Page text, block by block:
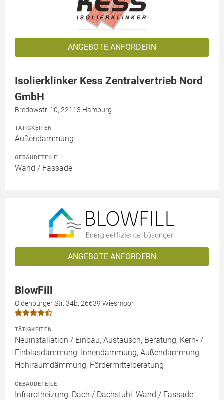
ANGEBOTE ANFORDERN
Isolierklinker Kess Zentralvertrieb Nord
GmbH
Bredowstr. 10, 22113 Hamburg
TÄTIGKEITEN
Außendämmung
GEBÄUDETEILE
Wand / Fassade
ANGEBOTE ANFORDERN
BlowFill
Oldenburger Str. 34b, 26639 Wiesmoor
TÄTIGKEITEN
Neuinstallation / Einbau, Austausch, Beratung, Kern- /
Einblasdämmung, Innendämmung, Außendämmung,
Hohlraumdämmung, Fördermittelberatung
GEBÄUDETEILE
Infrarotheizung, Dach / Dachstuhl, Wand / Fassade,